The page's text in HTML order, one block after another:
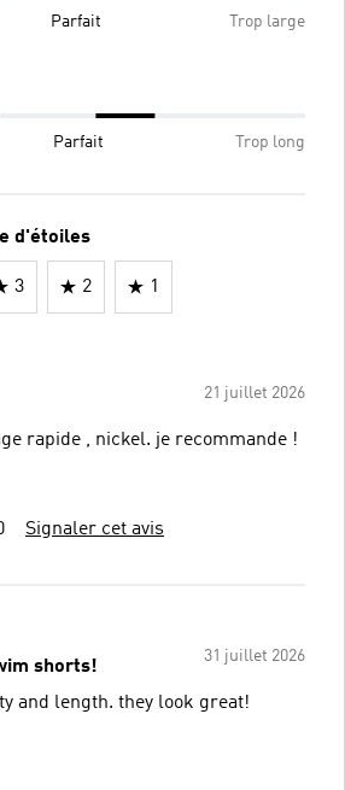
Parfait Trop large
Parfait Trop long
d'étoiles
3 2 1
21 juillet 2026
rapide , nickel. je recommande !
Signaler cet avis
31 juillet 2026
shorts!
and length. they look great!